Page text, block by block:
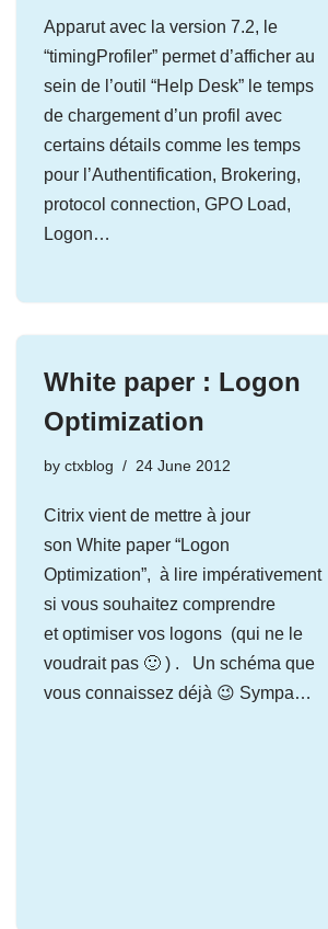
Apparut avec la version 7.2, le
“timingProfiler” permet d’afficher au
sein de l’outil “Help Desk” le temps
de chargement d’un profil avec
certains détails comme les temps
pour l’Authentification, Brokering,
protocol connection, GPO Load,
Logon…
White paper : Logon
Optimization
by ctxblog 24 June 2012
Citrix vient de mettre à jour
son White paper “Logon
Optimization”, à lire impérativement
si vous souhaitez comprendre
et optimiser vos logons (qui ne le
voudrait pas 🙂 ) . Un schéma que
vous connaissez déjà 😉 Sympa…